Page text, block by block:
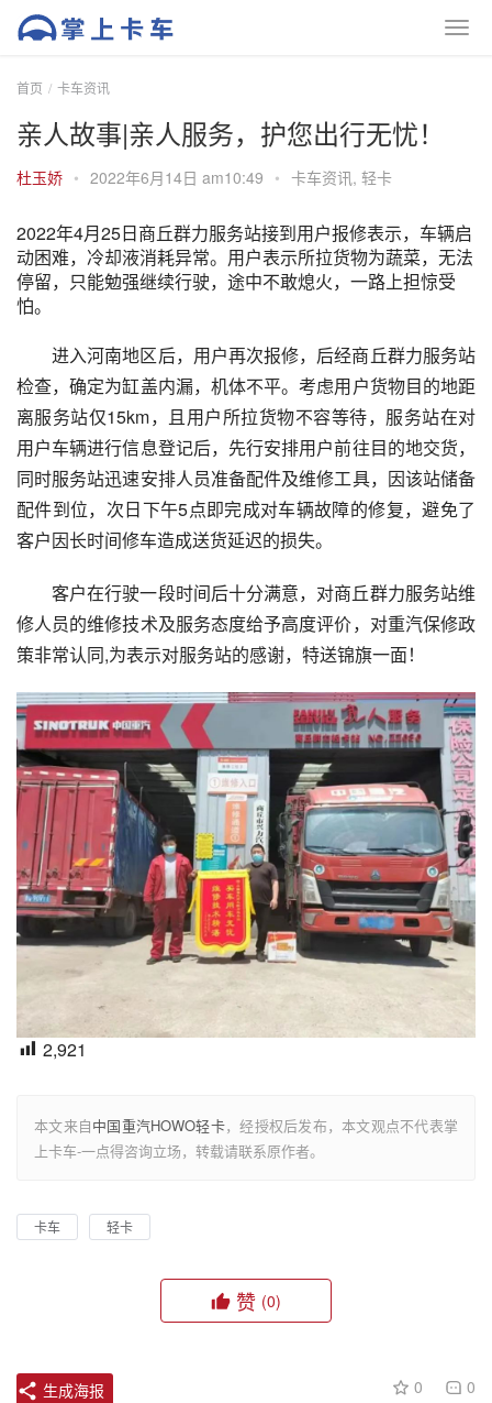
首页 卡车资讯
亲人故事|亲人服务，护您出行无忧！
杜玉娇 • 2022年6月14日 am10:49 • 卡车资讯, 轻卡
2022年4月25日商丘群力服务站接到用户报修表示，车辆启
动困难，冷却液消耗异常。用户表示所拉货物为蔬菜，无法
停留，只能勉强继续行驶，途中不敢熄火，一路上担惊受
怕。
进入河南地区后，用户再次报修，后经商丘群力服务站
检查，确定为缸盖内漏，机体不平。考虑用户货物目的地距
离服务站仅15km，且用户所拉货物不容等待，服务站在对
用户车辆进行信息登记后，先行安排用户前往目的地交货，
同时服务站迅速安排人员准备配件及维修工具，因该站储备
配件到位，次日下午5点即完成对车辆故障的修复，避免了
客户因长时间修车造成送货延迟的损失。
客户在行驶一段时间后十分满意，对商丘群力服务站维
修人员的维修技术及服务态度给予高度评价，对重汽保修政
策非常认同,为表示对服务站的感谢，特送锦旗一面！
2,921
本文来自中国重汽HOWO轻卡，经授权后发布，本文观点不代表掌
上卡车-一点得咨询立场，转载请联系原作者。
卡车 轻卡
赞 (0)
0 0
生成海报